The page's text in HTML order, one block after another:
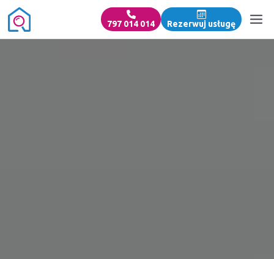
797 014 014 Rezerwuj usługę